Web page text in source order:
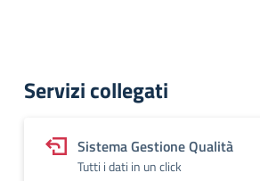
Servizi collegati
Sistema Gestione Qualità
Tutti i dati in un click